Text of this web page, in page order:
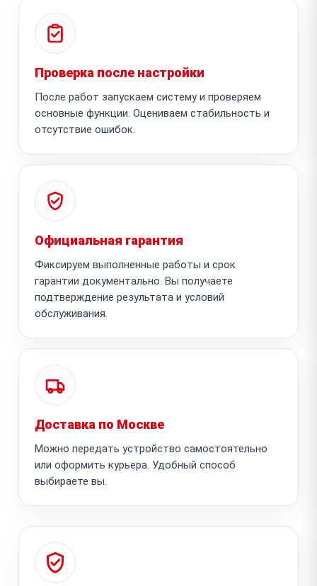
Проверка после настройки
После работ запускаем систему и проверяем
основные функции. Оцениваем стабильность и
отсутствие ошибок.
Официальная гарантия
Фиксируем выполненные работы и срок
гарантии документально. Вы получаете
подтверждение результата и условий
обслуживания.
Доставка по Москве
Можно передать устройство самостоятельно
или оформить курьера. Удобный способ
выбираете вы.